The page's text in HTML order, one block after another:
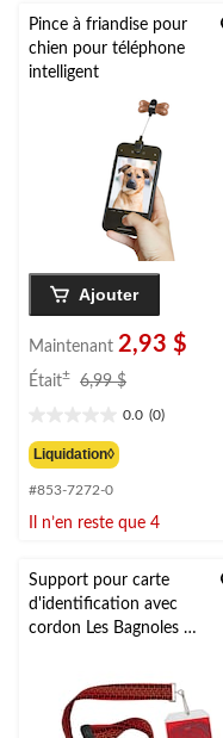
Pince à friandise pour
chien pour téléphone
intelligent
Ajouter
Maintenant 2,93 $
Était± 6,99 $
6,99 $
0.0 (0)
étoile(s)
sur
5.
Liquidation◊
#853-7272-0
Il n’en reste que 4
Support pour carte
d'identification avec
cordon Les Bagnoles de